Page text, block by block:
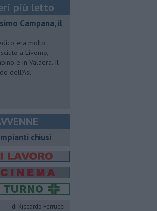
più letto
Campana, il
era molto
a Livorno,
e in Valdera. Il
dell'Asl
chiusi
di Riccardo Ferrucci